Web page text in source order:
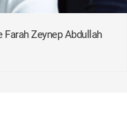
Farah Zeynep Abdullah